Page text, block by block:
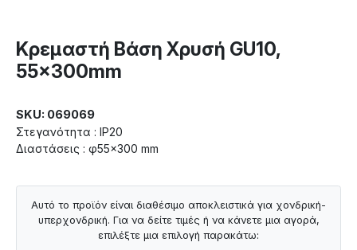
Κρεμαστή Βάση Χρυσή GU10,
55x300mm
SKU: 069069
Στεγανότητα : IP20
Διαστάσεις : φ55×300 mm
Αυτό το προϊόν είναι διαθέσιμο αποκλειστικά για χονδρική-
υπερχονδρική. Για να δείτε τιμές ή να κάνετε μια αγορά,
επιλέξτε μια επιλογή παρακάτω: